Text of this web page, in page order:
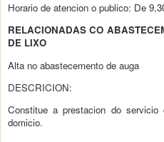
Horario de atencion o publico: De
RELACIONADAS CO
DE LIXO
Alta no abastecemento de auga
DESCRICION:
Constitue a prestacion do
domicio.